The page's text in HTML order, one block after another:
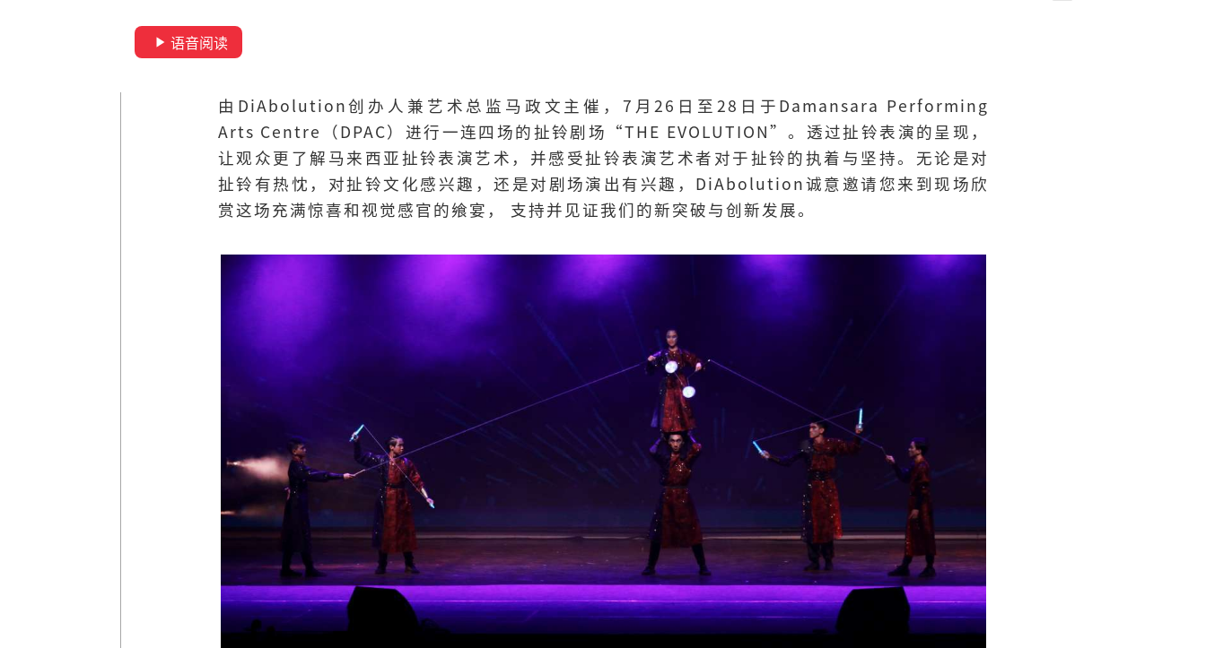
语音阅读
由DiAbolution创办人兼艺术总监马政文主催，7月26日至28日于Damansara Performing
Arts Centre（DPAC）进行一连四场的扯铃剧场“THE EVOLUTION”。透过扯铃表演的呈现，
让观众更了解马来西亚扯铃表演艺术，并感受扯铃表演艺术者对于扯铃的执着与坚持。无论是对
扯铃有热忱，对扯铃文化感兴趣，还是对剧场演出有兴趣，DiAbolution诚意邀请您来到现场欣
赏这场充满惊喜和视觉感官的飨宴， 支持并见证我们的新突破与创新发展。